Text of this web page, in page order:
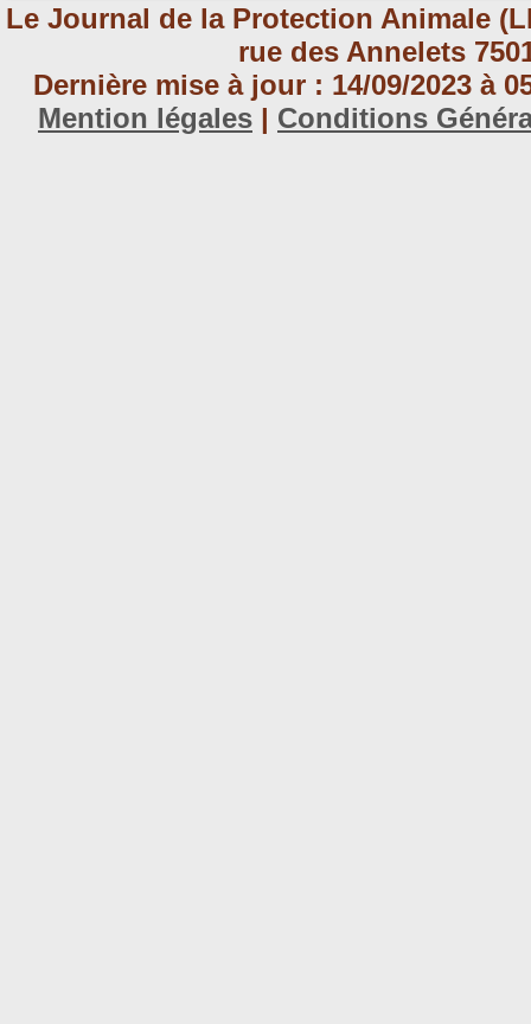
Le Journal de la Protection Animale
rue des Annelets
Dernière mise à jour : 14/09/2023 à
Mention légales | Conditions